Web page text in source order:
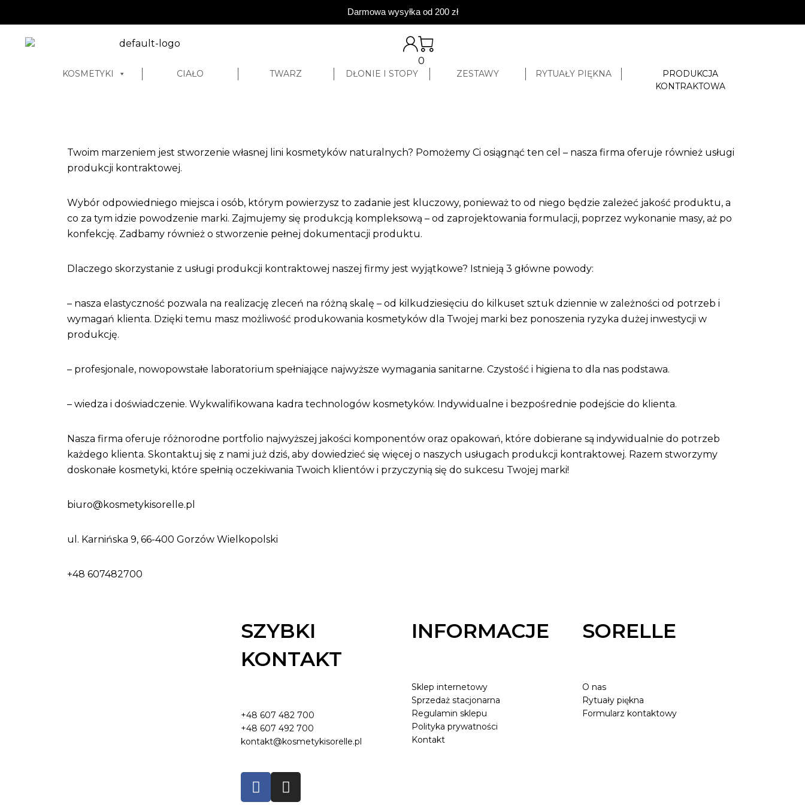
Darmowa wysyłka od 200 zł
0
KOSMETYKI CIAŁO TWARZ DŁONIE I STOPY ZESTAWY RYTUAŁY PIĘKNA
PRODUKCJA
KONTRAKTOWA
Twoim marzeniem jest stworzenie własnej lini kosmetyków naturalnych? Pomożemy Ci osiągnąć ten cel – nasza firma oferuje również usługi
produkcji kontraktowej.
Wybór odpowiedniego miejsca i osób, którym powierzysz to zadanie jest kluczowy, ponieważ to od niego będzie zależeć jakość produktu, a
co za tym idzie powodzenie marki. Zajmujemy się produkcją kompleksową – od zaprojektowania formulacji, poprzez wykonanie masy, aż po
konfekcję. Zadbamy również o stworzenie pełnej dokumentacji produktu.
Dlaczego skorzystanie z usługi produkcji kontraktowej naszej firmy jest wyjątkowe? Istnieją 3 główne powody:
– nasza elastyczność pozwala na realizację zleceń na różną skalę – od kilkudziesięciu do kilkuset sztuk dziennie w zależności od potrzeb i
wymagań klienta. Dzięki temu masz możliwość produkowania kosmetyków dla Twojej marki bez ponoszenia ryzyka dużej inwestycji w
produkcję.
– profesjonale, nowopowstałe laboratorium spełniające najwyższe wymagania sanitarne. Czystość i higiena to dla nas podstawa.
– wiedza i doświadczenie. Wykwalifikowana kadra technologów kosmetyków. Indywidualne i bezpośrednie podejście do klienta.
Nasza firma oferuje różnorodne portfolio najwyższej jakości komponentów oraz opakowań, które dobierane są indywidualnie do potrzeb
każdego klienta. Skontaktuj się z nami już dziś, aby dowiedzieć się więcej o naszych usługach produkcji kontraktowej. Razem stworzymy
doskonałe kosmetyki, które spełnią oczekiwania Twoich klientów i przyczynią się do sukcesu Twojej marki!
biuro@kosmetykisorelle.pl
ul. Karnińska 9, 66-400 Gorzów Wielkopolski
+48 607482700
SZYBKI
KONTAKT
+48 607 482 700
+48 607 492 700
kontakt@kosmetykisorelle.pl
INFORMACJE
Sklep internetowy
Sprzedaż stacjonarna
Regulamin sklepu
Polityka prywatności
Kontakt
SORELLE
O nas
Rytuały piękna
Formularz kontaktowy